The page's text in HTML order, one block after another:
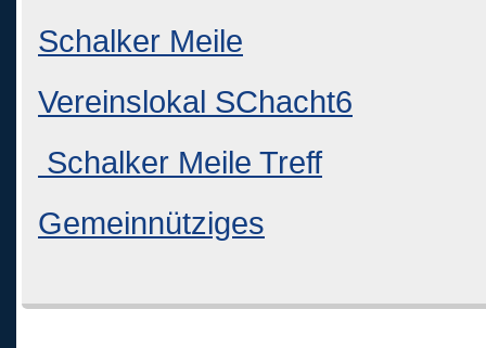
Schalker Meile
Vereinslokal SChacht6
Schalker Meile Treff
Gemeinnütziges